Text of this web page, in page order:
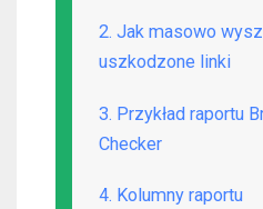
2. Jak masowo
uszkodzone linki
3. Przykład raportu
Checker
4. Kolumny raportu